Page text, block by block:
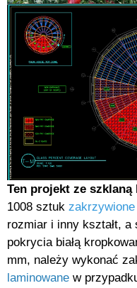
Ten projekt ze szklaną
1008 sztuk zakrzywione
rozmiar i inny kształt, a
pokrycia białą
mm, należy wykonać
laminowane w